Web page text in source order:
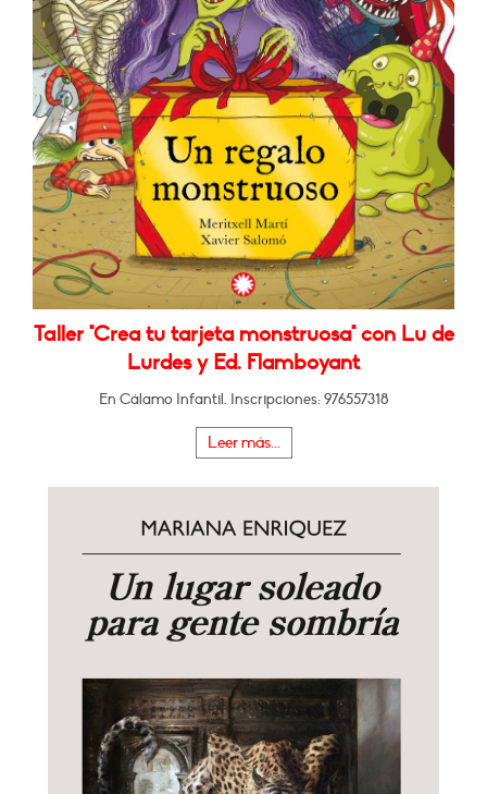
Taller "Crea tu tarjeta monstruosa" con Lu de
Lurdes y Ed. Flamboyant
En Cálamo Infantil. Inscripciones: 976557318
Leer más...